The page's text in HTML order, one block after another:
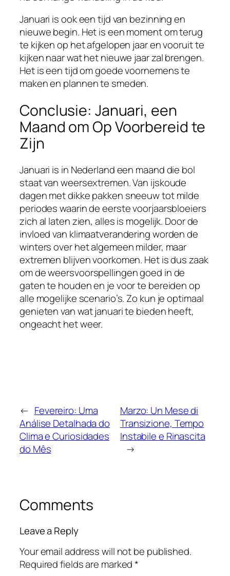
Januari is ook een tijd van bezinning en
nieuwe begin. Het is een moment om terug
te kijken op het afgelopen jaar en vooruit te
kijken naar wat het nieuwe jaar zal brengen.
Het is een tijd om goede voornemens te
maken en plannen te smeden.
Conclusie: Januari, een
Maand om Op Voorbereid te
Zijn
Januari is in Nederland een maand die bol
staat van weersextremen. Van ijskoude
dagen met dikke pakken sneeuw tot milde
periodes waarin de eerste voorjaarsbloeiers
zich al laten zien, alles is mogelijk. Door de
invloed van klimaatverandering worden de
winters over het algemeen milder, maar
extremen blijven voorkomen. Het is dus zaak
om de weersvoorspellingen goed in de
gaten te houden en je voor te bereiden op
alle mogelijke scenario’s. Zo kun je optimaal
genieten van wat januari te bieden heeft,
ongeacht het weer.
← Fevereiro: Uma
Análise Detalhada do
Clima e Curiosidades
do Mês
Marzo: Un Mese di
Transizione, Tempo
Instabile e Rinascita
→
Comments
Leave a Reply
Your email address will not be published.
Required fields are marked*